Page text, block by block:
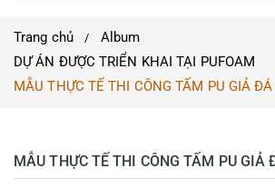
Trang chủ
Album
DỰ ÁN ĐƯỢC TRIỂN KHAI TẠI PUFOAM
MẪU THỰC TẾ THI CÔNG TẤM PU GIẢ
MẪU THỰC TẾ THI CÔNG TẤM PU GIẢ